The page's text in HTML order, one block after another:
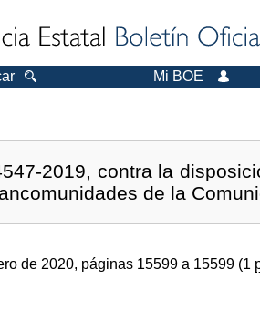
Mi BOE
2019, contra la
de la
de 2020, páginas 15599 a 15599 (1